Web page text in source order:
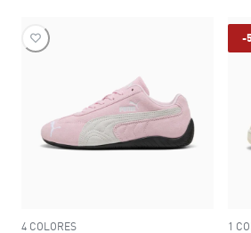
4 COLORES
-
1